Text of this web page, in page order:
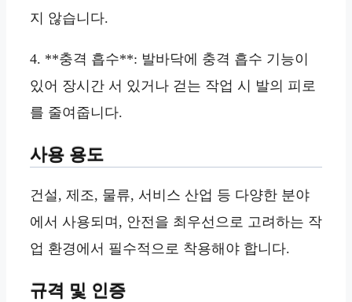
지 않습니다.
4. **충격 흡수**: 발바닥에 충격 흡수 기능이
있어 장시간 서 있거나 걷는 작업 시 발의 피로
를 줄여줍니다.
사용 용도
건설, 제조, 물류, 서비스 산업 등 다양한 분야
에서 사용되며, 안전을 최우선으로 고려하는 작
업 환경에서 필수적으로 착용해야 합니다.
규격 및 인증